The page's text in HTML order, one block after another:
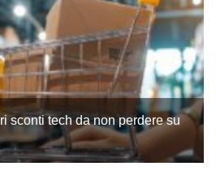
sconti tech da non perdere su